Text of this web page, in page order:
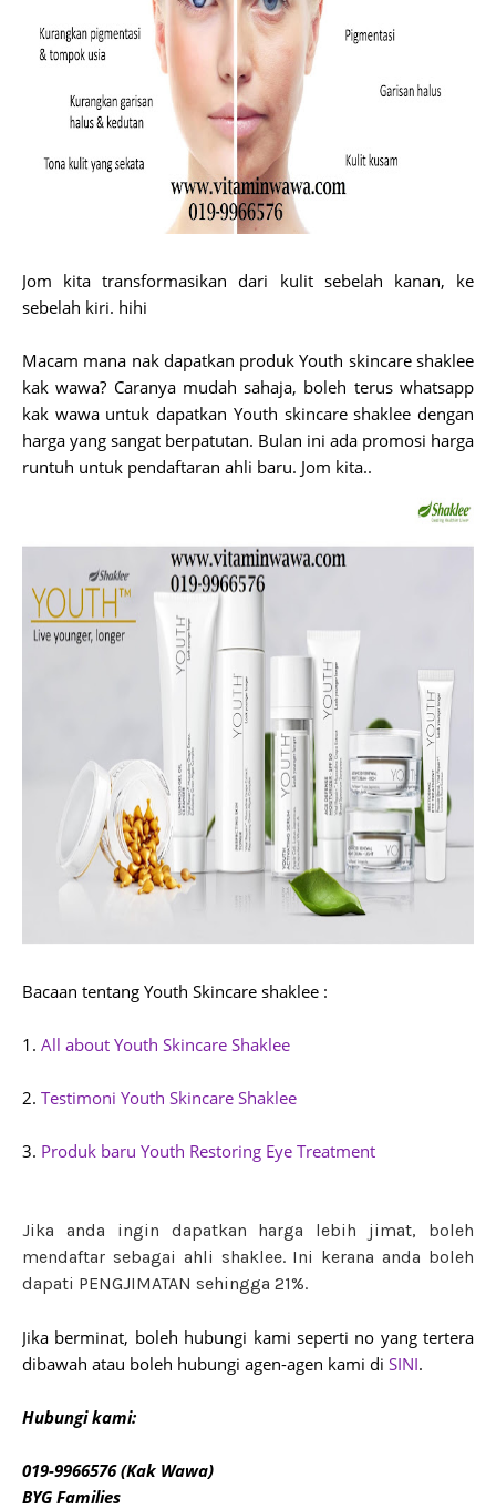
Jom kita transformasikan dari kulit sebelah kanan, ke
sebelah kiri. hihi
Macam mana nak dapatkan produk Youth skincare shaklee
kak wawa? Caranya mudah sahaja, boleh terus whatsapp
kak wawa untuk dapatkan Youth skincare shaklee dengan
harga yang sangat berpatutan. Bulan ini ada promosi harga
runtuh untuk pendaftaran ahli baru. Jom kita..
Bacaan tentang Youth Skincare shaklee :
1. All about Youth Skincare Shaklee
2. Testimoni Youth Skincare Shaklee
3. Produk baru Youth Restoring Eye Treatment
Jika anda ingin dapatkan harga lebih jimat, boleh
mendaftar sebagai ahli shaklee. Ini kerana anda boleh
dapati PENGJIMATAN sehingga 21%.
Jika berminat, boleh hubungi kami seperti no yang tertera
dibawah atau boleh hubungi agen-agen kami di SINI.
Hubungi kami:
019-9966576 (Kak Wawa)
BYG Families